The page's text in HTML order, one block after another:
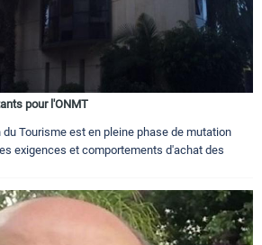
pour l'ONMT
Tourisme est en pleine phase de mutation
exigences et comportements d'achat des